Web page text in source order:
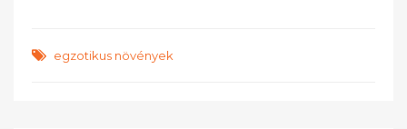
egzotikus növények